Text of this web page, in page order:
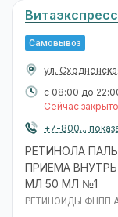
Витаэкспресс
Самовывоз
ул.
с 08:00 до
Сейчас закрыто
+7-800...
РЕТИНОЛА
ПРИЕМА
МЛ 50 МЛ №1
РЕТИНОИДЫ ФНПП